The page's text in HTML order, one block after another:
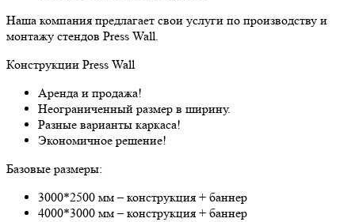
Наша компания предлагает свои услуги по производству и
монтажу стендов Press Wall.
Конструкции Press Wall
Аренда и продажа!
Неограниченный размер в ширину.
Разные варианты каркаса!
Экономичное решение!
Базовые размеры:
3000*2500 мм – конструкция + баннер
4000*3000 мм – конструкция + баннер